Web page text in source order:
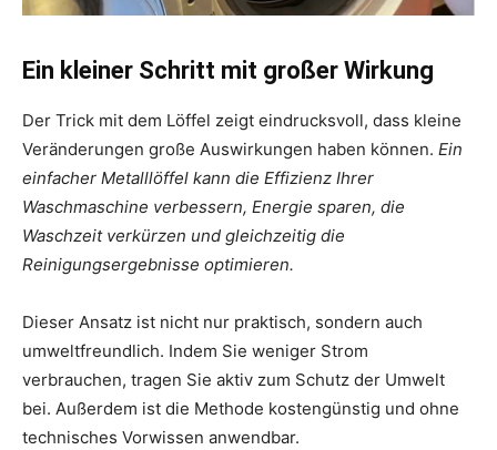
Ein kleiner Schritt mit großer Wirkung
Der Trick mit dem Löffel zeigt eindrucksvoll, dass kleine
Veränderungen große Auswirkungen haben können. Ein
einfacher Metalllöffel kann die Effizienz Ihrer
Waschmaschine verbessern, Energie sparen, die
Waschzeit verkürzen und gleichzeitig die
Reinigungsergebnisse optimieren.
Dieser Ansatz ist nicht nur praktisch, sondern auch
umweltfreundlich. Indem Sie weniger Strom
verbrauchen, tragen Sie aktiv zum Schutz der Umwelt
bei. Außerdem ist die Methode kostengünstig und ohne
technisches Vorwissen anwendbar.